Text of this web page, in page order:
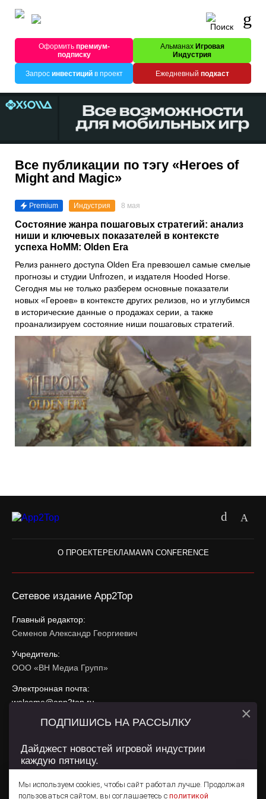
Оформитьпремиум-
подписку
Альманах Игровая
Индустрия
Запрос инвестицийв проект Ежедневный подкаст
Все публикации по тэгу «Heroes of
Might and Magic»
Premium Индустрия 8 мая
Состояние жанра пошаговых стратегий: анализ
ниши и ключевых показателей в контексте
успеха HoMM: Olden Era
Релиз раннего доступа Olden Era превзошел самые смелые
прогнозы и студии Unfrozen, и издателя Hooded Horse.
Сегодня мы не только разберем основные показатели
новых «Героев» в контексте других релизов, но и углубимся
в исторические данные о продажах серии, а также
проанализируем состояние ниши пошаговых стратегий.
О ПРОЕКТЕРЕКЛАМАWN CONFERENCE
Сетевое издание App2Top
Главный редактор:
Семенов Александр Георгиевич
Учредитель:
ООО «ВН Медиа Групп»
Электронная почта:
welcome@app2top.ru
При использовании материалов активная ссылка на
Сайт использует IP адреса, cookie, данные геолокации
использования содержатся вПолитике конфиденциальностии
Мы используем cookies, чтобы сайт работал лучше. Продолжая
пользоваться сайтом, вы соглашаетесь с политикой
ПОДПИШИСЬ НА РАССЫЛКУ
Дайджест новостей игровой индустрии
каждую пятницу.
×